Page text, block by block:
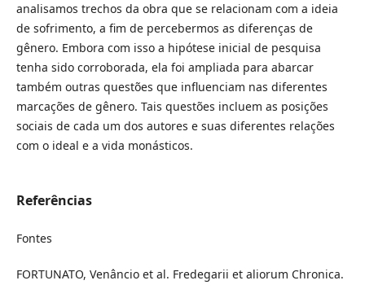
analisamos trechos da obra que se relacionam com a ideia
de sofrimento, a fim de percebermos as diferenças de
gênero. Embora com isso a hipótese inicial de pesquisa
tenha sido corroborada, ela foi ampliada para abarcar
também outras questões que influenciam nas diferentes
marcações de gênero. Tais questões incluem as posições
sociais de cada um dos autores e suas diferentes relações
com o ideal e a vida monásticos.
Referências
Fontes
FORTUNATO, Venâncio et al. Fredegarii et aliorum Chronica.